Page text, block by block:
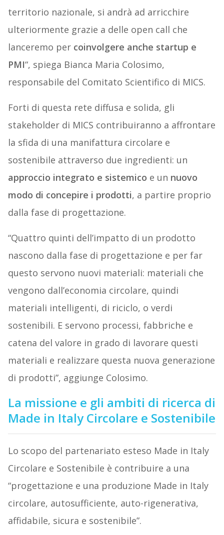
territorio nazionale, si andrà ad arricchire
ulteriormente grazie a delle open call che
lanceremo per coinvolgere anche startup e
PMI“, spiega Bianca Maria Colosimo,
responsabile del Comitato Scientifico di MICS.
Forti di questa rete diffusa e solida, gli
stakeholder di MICS contribuiranno a affrontare
la sfida di una manifattura circolare e
sostenibile attraverso due ingredienti: un
approccio integrato e sistemico e un nuovo
modo di concepire i prodotti, a partire proprio
dalla fase di progettazione.
“Quattro quinti dell’impatto di un prodotto
nascono dalla fase di progettazione e per far
questo servono nuovi materiali: materiali che
vengono dall’economia circolare, quindi
materiali intelligenti, di riciclo, o verdi
sostenibili. E servono processi, fabbriche e
catena del valore in grado di lavorare questi
materiali e realizzare questa nuova generazione
di prodotti”, aggiunge Colosimo.
La missione e gli ambiti di ricerca di
Made in Italy Circolare e Sostenibile
Lo scopo del partenariato esteso Made in Italy
Circolare e Sostenibile è contribuire a una
“progettazione e una produzione Made in Italy
circolare, autosufficiente, auto-rigenerativa,
affidabile, sicura e sostenibile”.